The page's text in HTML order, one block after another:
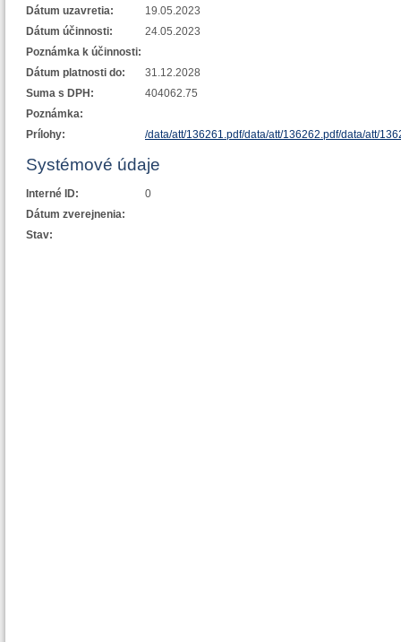
Dátum uzavretia:
19.05.2023
Dátum účinnosti:
24.05.2023
Poznámka k účinnosti:
Dátum platnosti do:
31.12.2028
Suma s DPH:
404062.75
Poznámka:
Prílohy:
/data/att/136261.pdf/data/att/136262.pdf/data/att/
Systémové údaje
Interné ID:
0
Dátum zverejnenia:
Stav: